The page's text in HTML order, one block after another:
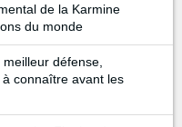
de la Karmine
du monde
défense,
connaître avant les